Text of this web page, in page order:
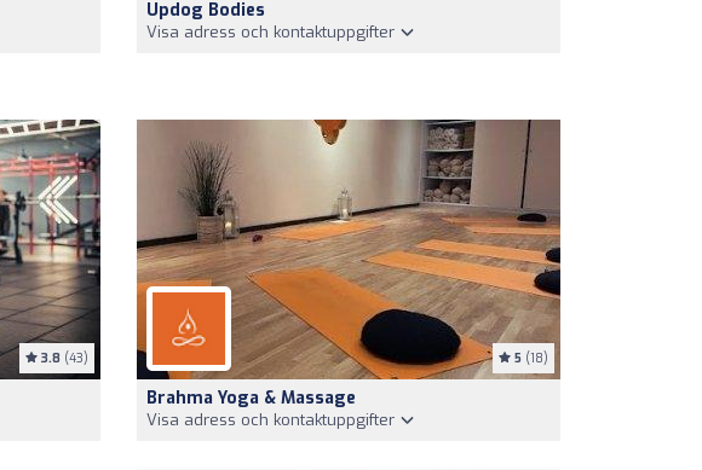
Updog Bodies
Visa adress och kontaktuppgifter
3.8 (43) 5 (18)
Brahma Yoga & Massage
Visa adress och kontaktuppgifter